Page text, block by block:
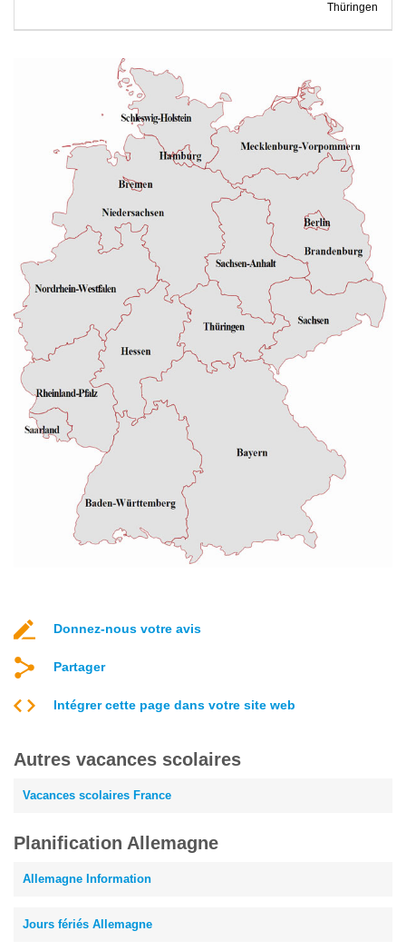
Thüringen
Donnez-nous votre avis
Partager
Intégrer cette page dans votre site web
Autres vacances scolaires
Vacances scolaires France
Planification Allemagne
Allemagne Information
Jours fériés Allemagne